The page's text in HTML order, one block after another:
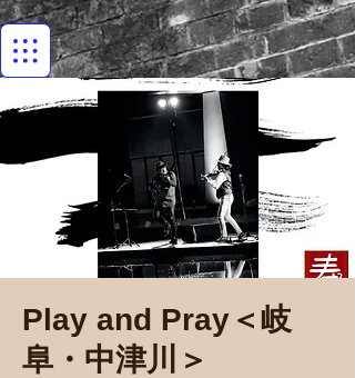
Play and Pray＜岐
阜・中津川＞